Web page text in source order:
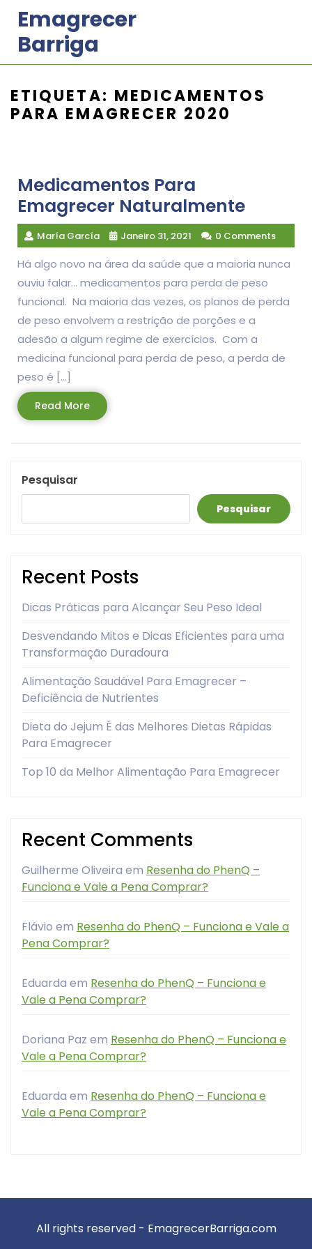
content
Emagrecer
Barriga
ETIQUETA: MEDICAMENTOS
PARA EMAGRECER 2020
Medicamentos Para
Emagrecer Naturalmente
María García Janeiro 31, 2021 0 Comments
Há algo novo na área da saúde que a maioria nunca
ouviu falar… medicamentos para perda de peso
funcional. Na maioria das vezes, os planos de perda
de peso envolvem a restrição de porções e a
adesão a algum regime de exercícios. Com a
medicina funcional para perda de peso, a perda de
peso é […]
Read MoreRead
More
Pesquisar
Pesquisar
Recent Posts
Dicas Práticas para Alcançar Seu Peso Ideal
Desvendando Mitos e Dicas Eficientes para uma
Transformação Duradoura
Alimentação Saudável Para Emagrecer –
Deficiência de Nutrientes
Dieta do Jejum É das Melhores Dietas Rápidas
Para Emagrecer
Top 10 da Melhor Alimentação Para Emagrecer
Recent Comments
Guilherme Oliveira em Resenha do PhenQ –
Funciona e Vale a Pena Comprar?
Flávio em Resenha do PhenQ – Funciona e Vale a
Pena Comprar?
Eduarda em Resenha do PhenQ – Funciona e
Vale a Pena Comprar?
Doriana Paz em Resenha do PhenQ – Funciona e
Vale a Pena Comprar?
Eduarda em Resenha do PhenQ – Funciona e
Vale a Pena Comprar?
All rights reserved - EmagrecerBarriga.com